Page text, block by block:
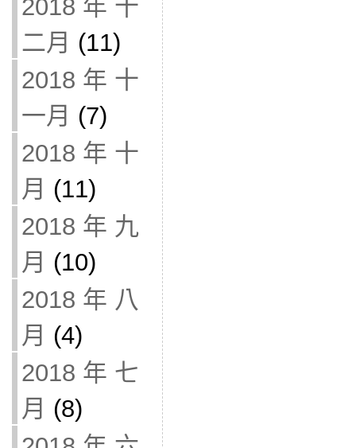
2018 年 十
二月 (11)
2018 年 十
一月 (7)
2018 年 十
月 (11)
2018 年 九
月 (10)
2018 年 八
月 (4)
2018 年 七
月 (8)